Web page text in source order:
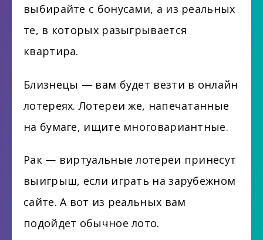
выбирайте с бонусами, а из реальных
те, в которых разыгрывается
квартира.
Близнецы — вам будет везти в онлайн
лотереях. Лотереи же, напечатанные
на бумаге, ищите многовариантные.
Рак — виртуальные лотереи принесут
выигрыш, если играть на зарубежном
сайте. А вот из реальных вам
подойдет обычное лото.